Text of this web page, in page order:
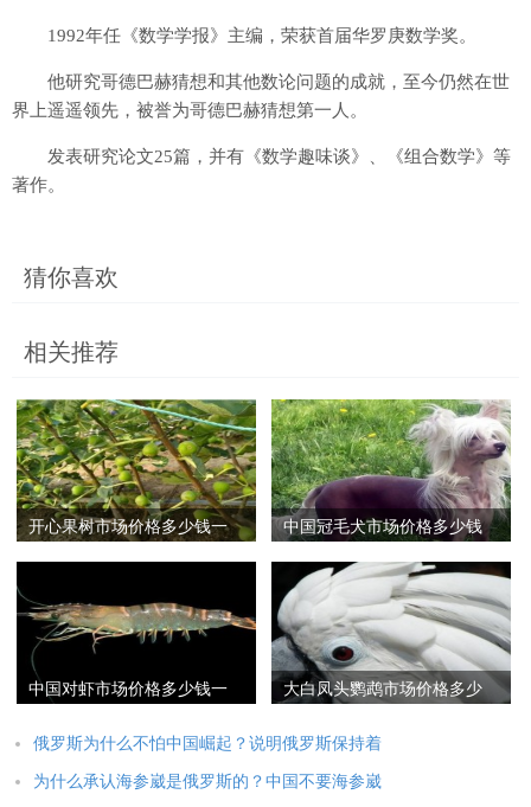
1992年任《数学学报》主编，荣获首届华罗庚数学奖。
他研究哥德巴赫猜想和其他数论问题的成就，至今仍然在世
界上遥遥领先，被誉为哥德巴赫猜想第一人。
发表研究论文25篇，并有《数学趣味谈》、《组合数学》等
著作。
猜你喜欢
相关推荐
开心果树市场价格多少钱一
中国冠毛犬市场价格多少钱
中国对虾市场价格多少钱一
大白凤头鹦鹉市场价格多少
俄罗斯为什么不怕中国崛起？说明俄罗斯保持着
为什么承认海参崴是俄罗斯的？中国不要海参崴